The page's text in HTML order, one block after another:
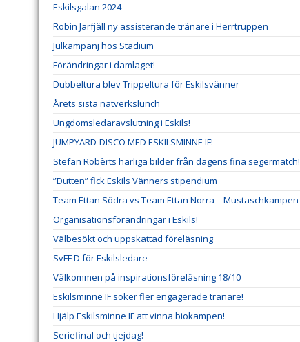
Eskilsgalan 2024
Robin Jarfjäll ny assisterande tränare i Herrtruppen
Julkampanj hos Stadium
Förändringar i damlaget!
Dubbeltura blev Trippeltura för Eskilsvänner
Årets sista nätverkslunch
Ungdomsledaravslutning i Eskils!
JUMPYARD-DISCO MED ESKILSMINNE IF!
Stefan Robèrts härliga bilder från dagens fina segermatch!
”Dutten” fick Eskils Vänners stipendium
Team Ettan Södra vs Team Ettan Norra – Mustaschkampen
Organisationsförändringar i Eskils!
Välbesökt och uppskattad föreläsning
SvFF D för Eskilsledare
Välkommen på inspirationsföreläsning 18/10
Eskilsminne IF söker fler engagerade tränare!
Hjälp Eskilsminne IF att vinna biokampen!
Seriefinal och tjejdag!